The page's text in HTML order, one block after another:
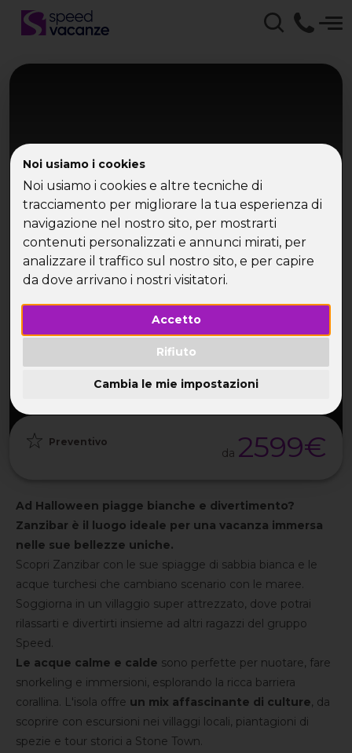
Noi usiamo i cookies
Noi usiamo i cookies e altre tecniche di
tracciamento per migliorare la tua esperienza di
navigazione nel nostro sito, per mostrarti
contenuti personalizzati e annunci mirati, per
analizzare il traffico sul nostro sito, e per capire
da dove arrivano i nostri visitatori.
Accetto
Rifiuto
Cambia le mie impostazioni
Zanzibar
Zanzibar
30 Ott
Preventivo
da 2599€
Ad Halloween piagge bianche e divertimento?
Zanzibar è il luogo ideale per una vacanza immersa
nelle sue bellezze uniche.
Scopri Zanzibar con le sue spiagge di sabbia bianca e le
acque turchesi che cambiano scenario con le maree.
Soggiorna in un villaggio super attrezzato, dove potrai
rilassarti e divertirti insieme ad altri ragazzi del gruppo
Speed.
Le acque calme e calde sono perfette per nuotare, fare
snorkeling e immersioni, esplorando la ricca barriera
corallina. L'isola offre un mix affascinante di culture, da
scoprire con escursioni nei villaggi locali, piantagioni di
spezie e tour storici a Stone Town.